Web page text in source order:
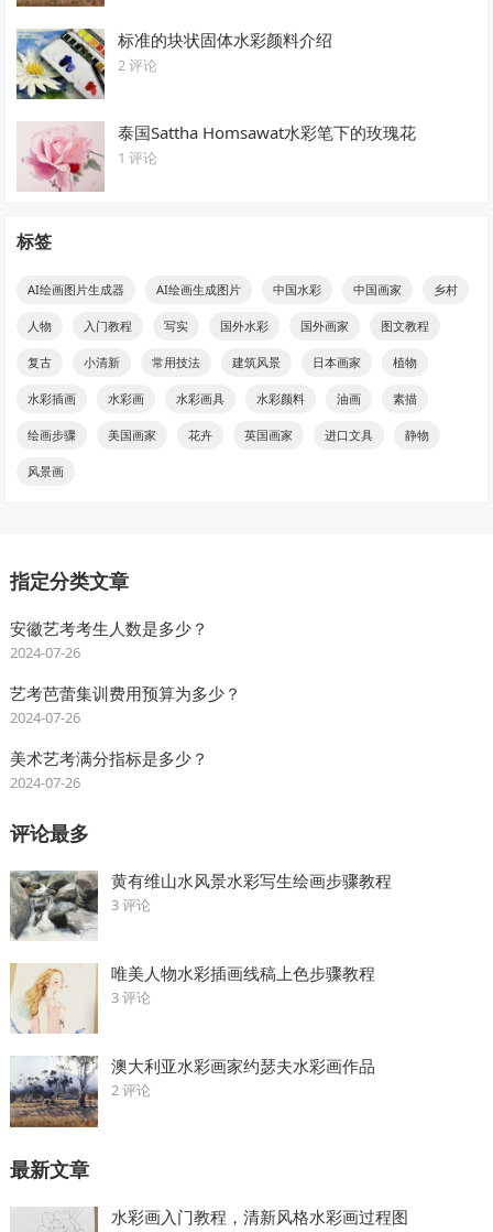
标准的块状固体水彩颜料介绍
2 评论
泰国Sattha Homsawat水彩笔下的玫瑰花
1 评论
标签
AI绘画图片生成器 AI绘画生成图片 中国水彩 中国画家 乡村
人物 入门教程 写实 国外水彩 国外画家 图文教程
复古 小清新 常用技法 建筑风景 日本画家 植物
水彩插画 水彩画 水彩画具 水彩颜料 油画 素描
绘画步骤 美国画家 花卉 英国画家 进口文具 静物
风景画
指定分类文章
安徽艺考考生人数是多少？
2024-07-26
艺考芭蕾集训费用预算为多少？
2024-07-26
美术艺考满分指标是多少？
2024-07-26
评论最多
黄有维山水风景水彩写生绘画步骤教程
3 评论
唯美人物水彩插画线稿上色步骤教程
3 评论
澳大利亚水彩画家约瑟夫水彩画作品
2 评论
最新文章
水彩画入门教程，清新风格水彩画过程图